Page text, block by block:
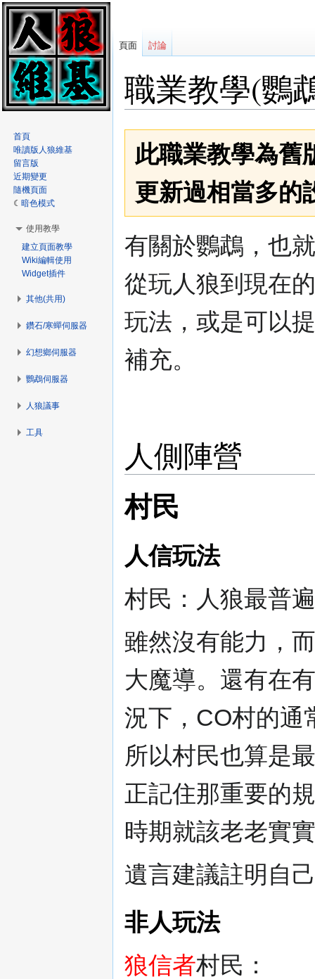
職業教學(鸚
此職業教學為舊
更新過相當多的
有關於鸚鵡，也
從玩人狼到現在
玩法，或是可以
補充。
人側陣營
村民
人信玩法
村民：人狼最普
雖然沒有能力，
大魔導。還有在
況下，CO村的通
所以村民也算是
正記住那重要的
時期就該老老實
遺言建議註明自
非人玩法
狼信者村民：
頁面 討論
首頁
唯讀版人狼維基
留言版
近期變更
隨機頁面
暗色模式
使用教學
建立頁面教學
Wiki編輯使用
Widget插件
其他(共用)
鑽石/寒蟬伺服器
幻想鄉伺服器
鸚鵡伺服器
人狼議事
工具